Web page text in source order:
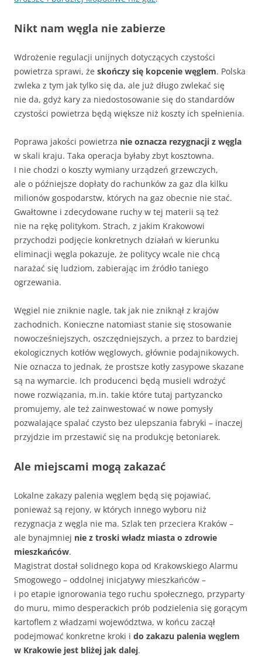
Nikt nam węgla nie zabierze
Wdrożenie regulacji unijnych dotyczących czystości
powietrza sprawi, że skończy się kopcenie węglem. Polska
zwleka z tym jak tylko się da, ale już długo zwlekać się
nie da, gdyż kary za niedostosowanie się do standardów
czystości powietrza będą większe niż koszty ich spełnienia.
Poprawa jakości powietrza nie oznacza rezygnacji z węgla
w skali kraju. Taka operacja byłaby zbyt kosztowna.
I nie chodzi o koszty wymiany urządzeń grzewczych,
ale o późniejsze dopłaty do rachunków za gaz dla kilku
milionów gospodarstw, których na gaz obecnie nie stać.
Gwałtowne i zdecydowane ruchy w tej materii są też
nie na rękę politykom. Strach, z jakim Krakowowi
przychodzi podjęcie konkretnych działań w kierunku
eliminacji węgla pokazuje, że politycy wcale nie chcą
narażać się ludziom, zabierając im źródło taniego
ogrzewania.
Węgiel nie zniknie nagle, tak jak nie zniknął z krajów
zachodnich. Konieczne natomiast stanie się stosowanie
nowocześniejszych, oszczędniejszych, a przez to bardziej
ekologicznych kotłów węglowych, głównie podajnikowych.
Nie oznacza to jednak, że prostsze kotły zasypowe skazane
są na wymarcie. Ich producenci będą musieli wdrożyć
nowe rozwiązania, m.in. takie które tutaj partyzancko
promujemy, ale też zainwestować w nowe pomysły
pozwalające spalać czysto bez ulepszania fabryki – inaczej
przyjdzie im przestawić się na produkcję betoniarek.
Ale miejscami mogą zakazać
Lokalne zakazy palenia węglem będą się pojawiać,
ponieważ są rejony, w których innego wyboru niż
rezygnacja z węgla nie ma. Szlak ten przeciera Kraków –
ale bynajmniej nie z troski władz miasta o zdrowie
mieszkańców.
Magistrat dostał solidnego kopa od Krakowskiego Alarmu
Smogowego – oddolnej inicjatywy mieszkańców –
i po etapie ignorowania tego ruchu społecznego, przyparty
do muru, mimo desperackich prób podzielenia się gorącym
kartoflem z władzami województwa, w końcu zaczął
podejmować konkretne kroki i do zakazu palenia węglem
w Krakowie jest bliżej jak dalej.